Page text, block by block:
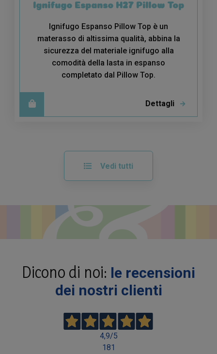
Ignifugo Espanso H27 Pillow Top
Ignifugo Espanso Pillow Top è un
materasso di altissima qualità, abbina la
sicurezza del materiale ignifugo alla
comodità della lasta in espanso
completato dal Pillow Top.
Dettagli
Vedi tutti
Dicono di noi: le recensioni
dei nostri clienti
4,9/5
181